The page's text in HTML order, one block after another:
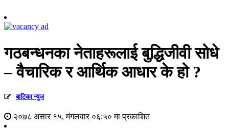
गठबन्धनका नेताहरूलाई बुद्धिजीवी सोधे
– वैचारिक र आर्थिक आधार के हो ?
बाटिका न्युज
२०७८ असार १५, मंगलवार ०६:५० मा प्रकाशित